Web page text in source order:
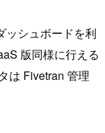
ッシュボードを利
版同様に行える
は Fivetran 管理